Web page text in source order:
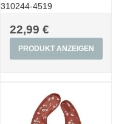
310244-4519
22,99 €
PRODUKT ANZEIGEN